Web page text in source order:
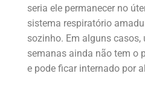
seria ele permanecer no
sistema respiratório
sozinho. Em alguns casos,
semanas ainda não tem o
e pode ficar internado por